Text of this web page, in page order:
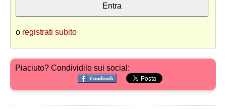
o registrati subito
Piaciuto? Condividilo sui social: